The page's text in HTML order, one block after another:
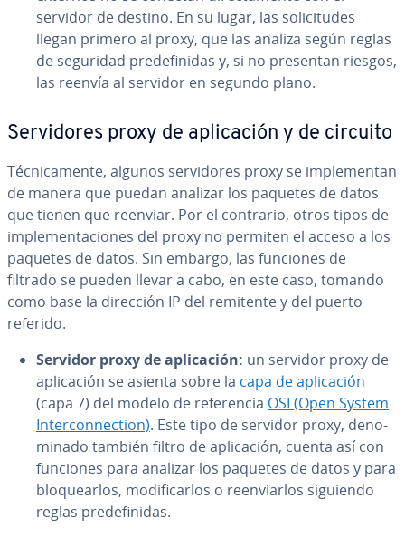
servidor de destino. En su lugar, las so­li­ci­tu­des
llegan primero al proxy, que las analiza según reglas
de seguridad pre­de­fi­ni­das y, si no presentan riesgos,
las reenvía al servidor en segundo plano.
Se­r­vi­do­res proxy de apli­ca­ción y de circuito
Té­c­ni­ca­me­n­te, algunos se­r­vi­do­res proxy se im­ple­me­n­tan
de manera que puedan analizar los paquetes de datos
que tienen que reenviar. Por el contrario, otros tipos de
im­ple­me­n­ta­cio­nes del proxy no permiten el acceso a los
paquetes de datos. Sin embargo, las funciones de
filtrado se pueden llevar a cabo, en este caso, tomando
como base la dirección IP del remitente y del puerto
referido.
Servidor proxy de apli­ca­ción: un servidor proxy de
apli­ca­ción se asienta sobre la capa de apli­ca­ción
(capa 7) del modelo de re­fe­re­n­cia OSI (Open System
In­te­r­co­n­ne­c­tion). Este tipo de servidor proxy, de­no­
mi­na­do también filtro de apli­ca­ción, cuenta así con
funciones para analizar los paquetes de datos y para
blo­quear­los, mo­di­fi­car­los o re­en­viar­los siguiendo
reglas pre­de­fi­ni­das.